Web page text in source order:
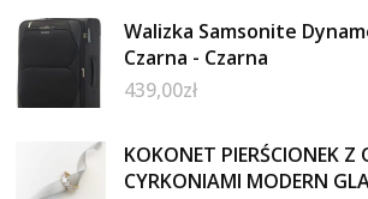
Walizka Samsonite
Czarna - Czarna
439,00zł
KOKONET PIERŚCIONEK Z
CYRKONIAMI MODERN